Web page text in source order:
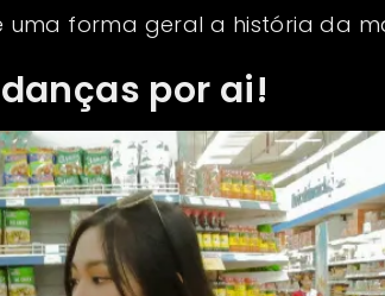
uma forma geral a história da
por ai!